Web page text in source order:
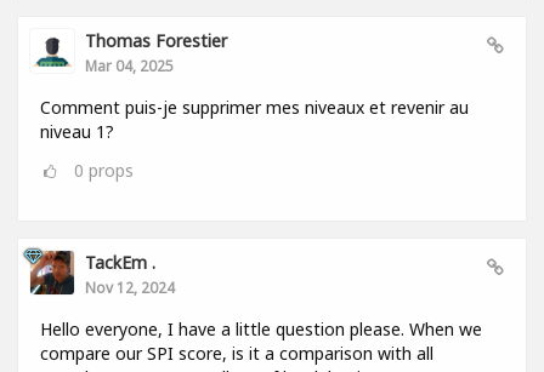
Thomas Forestier
Mar 04, 2025
Comment puis-je supprimer mes niveaux et revenir au
niveau 1?
0 props
TackEm .
Nov 12, 2024
Hello everyone, I have a little question please. When we
compare our SPI score, is it a comparison with all